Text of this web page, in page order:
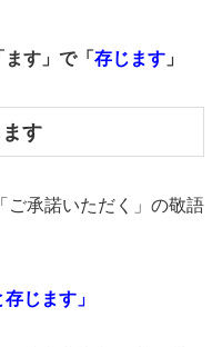
ます」で「存じます 」
す
ご承諾いただく」の敬語
じます」